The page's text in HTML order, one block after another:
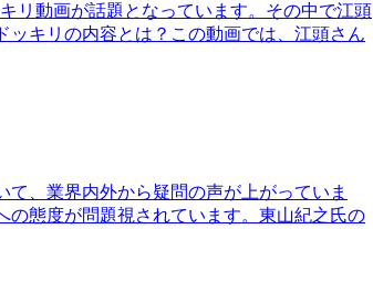
リ動画が話題となっています。その中で江頭
キリの内容とは？この動画では、江頭さん
、業界内外から疑問の声が上がっていま
態度が問題視されています。東山紀之氏の